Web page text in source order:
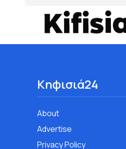
Κηφισιά24
About
Advertise
Privacy Policy